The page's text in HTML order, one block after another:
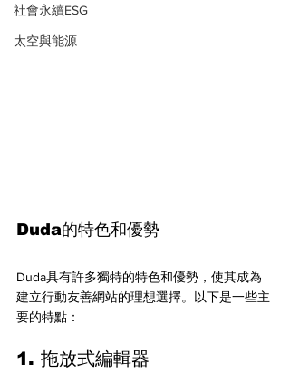
社會永續ESG
太空與能源
Duda的特色和優勢
Duda具有許多獨特的特色和優勢，使其成為
建立行動友善網站的理想選擇。以下是一些主
要的特點：
1. 拖放式編輯器